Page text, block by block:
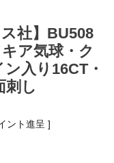
社】BU508
ア気球・ク
入り16CT・
刺し
ント進呈 ]